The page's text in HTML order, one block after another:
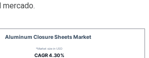
mercado.